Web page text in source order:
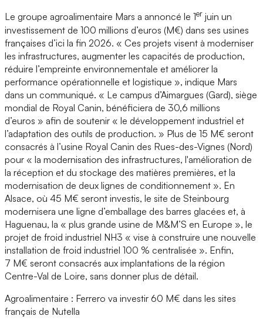
Le groupe agroalimentaire Mars a annoncé le 1er juin un
investissement de 100 millions d’euros (M€) dans ses usines
françaises d’ici la fin 2026. « Ces projets visent à moderniser
les infrastructures, augmenter les capacités de production,
réduire l’empreinte environnementale et améliorer la
performance opérationnelle et logistique », indique Mars
dans un communiqué. « Le campus d’Aimargues (Gard), siège
mondial de Royal Canin, bénéficiera de 30,6 millions
d’euros » afin de soutenir « le développement industriel et
l’adaptation des outils de production. » Plus de 15 M€ seront
consacrés à l’usine Royal Canin des Rues-des-Vignes (Nord)
pour « la modernisation des infrastructures, l'amélioration de
la réception et du stockage des matières premières, et la
modernisation de deux lignes de conditionnement ». En
Alsace, où 45 M€ seront investis, le site de Steinbourg
modernisera une ligne d’emballage des barres glacées et, à
Haguenau, la « plus grande usine de M&M’S en Europe », le
projet de froid industriel NH3 « vise à construire une nouvelle
installation de froid industriel 100 % centralisée ». Enfin,
7 M€ seront consacrés aux implantations de la région
Centre-Val de Loire, sans donner plus de détail.
Agroalimentaire : Ferrero va investir 60 M€ dans les sites
français de Nutella